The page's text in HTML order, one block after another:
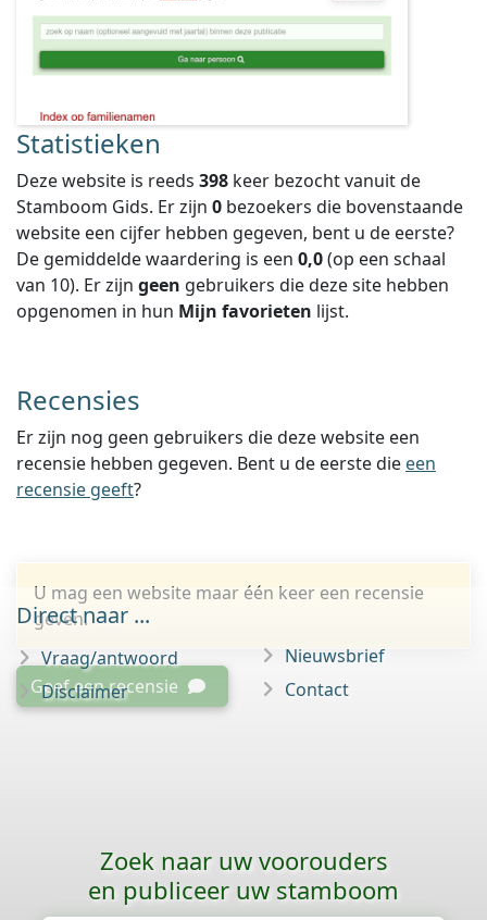
Statistieken
Deze website is reeds 398 keer bezocht vanuit de
Stamboom Gids. Er zijn 0 bezoekers die bovenstaande
website een cijfer hebben gegeven, bent u de eerste?
De gemiddelde waardering is een 0,0(op een schaal
van 10). Er zijn geen gebruikers die deze site hebben
opgenomen in hun Mijn favorieten lijst.
Recensies
Er zijn nog geen gebruikers die deze website een
recensie hebben gegeven. Bent u de eerste die een
recensie geeft?
U mag een website maar één keer een recensie
geven.
Geef een recensie
Direct naar ...
Vraag/antwoord
Disclaimer
Nieuwsbrief
Contact
Zoek naar uw voorouders
en publiceer uw stamboom